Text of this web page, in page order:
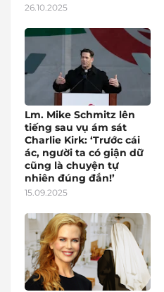
26.10.2025
Lm. Mike Schmitz lên
tiếng sau vụ ám sát
Charlie Kirk: ‘Trước cái
ác, người ta có giận dữ
cũng là chuyện tự
nhiên đúng đắn!’
15.09.2025